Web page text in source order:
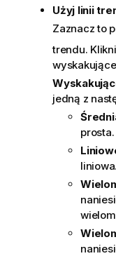
Użyj linii
Zaznacz to
trendu.
jedną z
prosta.
liniowa.